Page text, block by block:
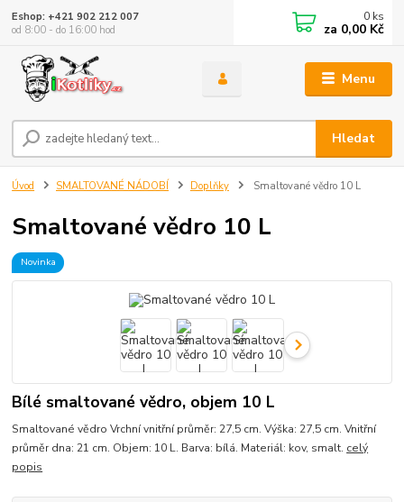
Menu
Hledat
Eshop: +421 902 212 007
od 8:00 - do 16:00 hod
0 ks
za 0,00 Kč
Úvod SMALTOVANÉ NÁDOBÍ Doplňky Smaltované vědro 10 L
Smaltované vědro 10 L
Novinka
Bílé smaltované vědro, objem 10 L
Smaltované vědro Vrchní vnitřní průměr: 27,5 cm. Výška: 27,5 cm. Vnitřní
průměr dna: 21 cm. Objem: 10 L. Barva: bílá. Materiál: kov, smalt. celý
popis